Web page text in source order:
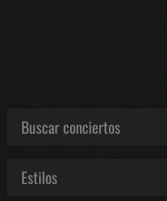
Buscar conciertos
Estilos